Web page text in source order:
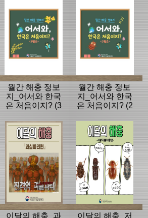
월간 해충 정보
지_어서와 한국
은 처음이지? (3
월간 해충 정보
지_어서와 한국
은 처음이지? (2
이달의 해충_과 이달의 해충_저